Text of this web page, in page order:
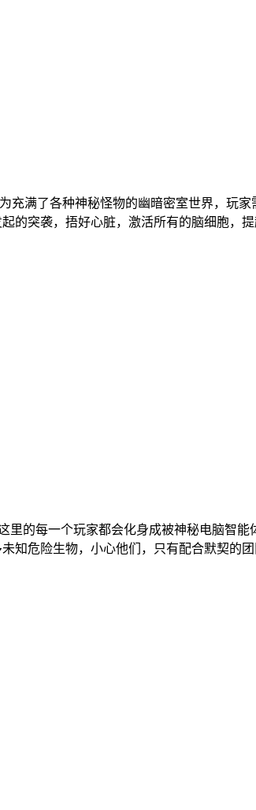
充满了各种神秘怪物的幽暗密室世界，玩
的突袭，捂好心脏，激活所有的脑细胞，提
的每一个玩家都会化身成被神秘电脑智
知危险生物，小心他们，只有配合默契的团